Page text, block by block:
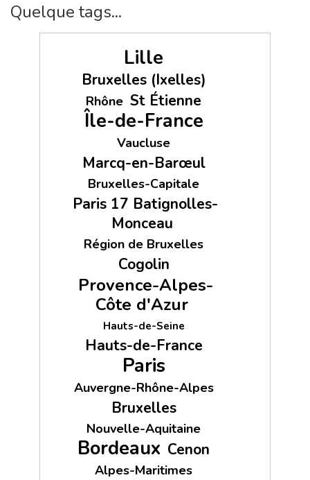
Quelque tags...
Lille
Bruxelles (Ixelles)
Rhône St Étienne
Île-de-France
Vaucluse
Marcq-en-Barœul
Bruxelles-Capitale
Paris 17 Batignolles-
Monceau
Région de Bruxelles
Cogolin
Provence-Alpes-
Côte d'Azur
Hauts-de-Seine
Hauts-de-France
Paris
Auvergne-Rhône-Alpes
Bruxelles
Nouvelle-Aquitaine
Bordeaux Cenon
Alpes-Maritimes